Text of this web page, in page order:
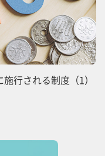
行される制度（1）